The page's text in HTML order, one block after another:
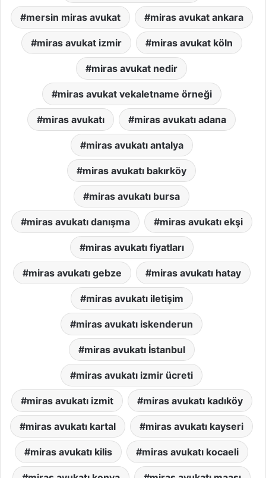
mersin miras avukat miras avukat ankara
miras avukat izmir miras avukat köln
miras avukat nedir
miras avukat vekaletname örneği
miras avukatı miras avukatı adana
miras avukatı antalya
miras avukatı bakırköy
miras avukatı bursa
miras avukatı danışma miras avukatı ekşi
miras avukatı fiyatları
miras avukatı gebze miras avukatı hatay
miras avukatı iletişim
miras avukatı iskenderun
miras avukatı İstanbul
miras avukatı izmir ücreti
miras avukatı izmit miras avukatı kadıköy
miras avukatı kartal miras avukatı kayseri
miras avukatı kilis miras avukatı kocaeli